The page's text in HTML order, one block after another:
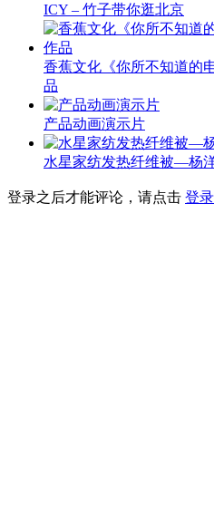
ICY – 竹子带你逛北京
香蕉文化《你所不知道的
品
产品动画演示片
水星家纺发热纤维被—杨
登录之后才能评论，请点击 登录